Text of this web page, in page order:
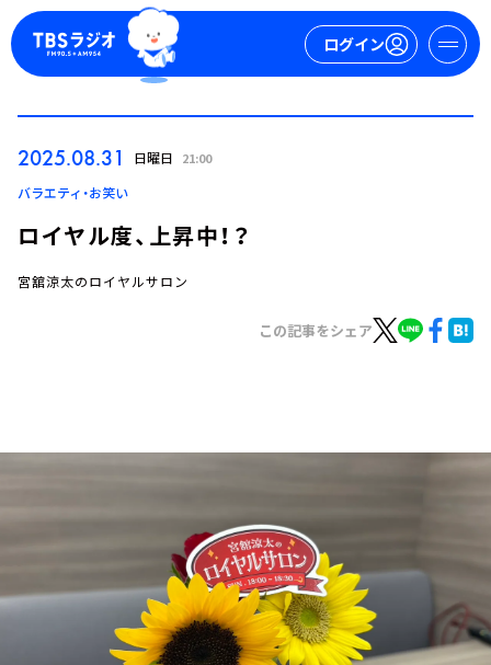
ログイン
ログイン
トピックス
イベント・グッズ
会社情報
2025.08.31 日曜日 21:00
バラエティ・お笑い
ロイヤル度、上昇中！？
宮舘涼太のロイヤルサロン
この記事をシェア